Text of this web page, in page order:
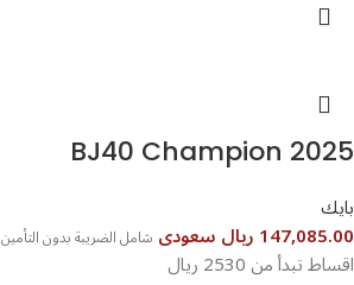
BJ40 Champion 2025
بايك
147,085.00 ريال سعودى شامل الضريبة بدون التأمين
اقساط تبدأ من 2530 ريال